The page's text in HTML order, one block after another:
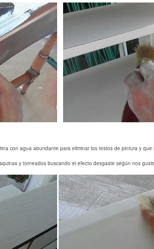
con agua abundante para eliminar los restos de pintura y
y torneados buscando el efecto desgaste según nos